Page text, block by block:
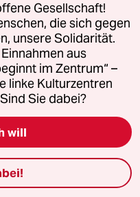
GmbH
Gesellschaft!
die sich gegen
unsere Solidarität.
aus
im Zentrum“ –
linke Kulturzentren
Sie dabei?
will